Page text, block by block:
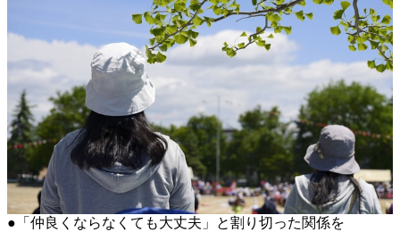
●「仲良くならなくても大丈夫」と割り切った関係を